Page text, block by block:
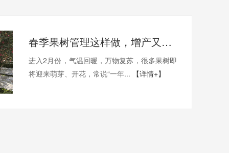
春季果树管理这样做，增产又增收
进入2月份，气温回暖，万物复苏，很多果树即
将迎来萌芽、开花，常说“一年...
【详情+】